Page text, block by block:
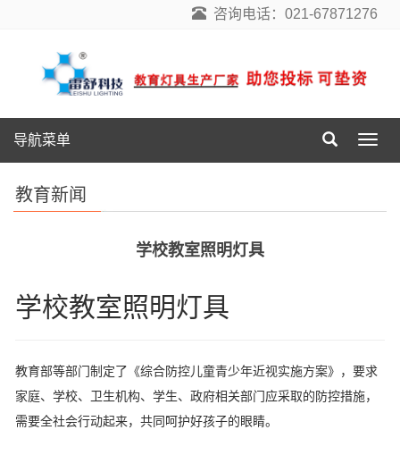
咨询电话：021-67871276
导
航
导航菜单
教育新闻
学校教室照明灯具
学校教室照明灯具
教育部等部门制定了《综合防控儿童青少年近视实施方案》，要求
家庭、学校、卫生机构、学生、政府相关部门应采取的防控措施，
需要全社会行动起来，共同呵护好孩子的眼睛。